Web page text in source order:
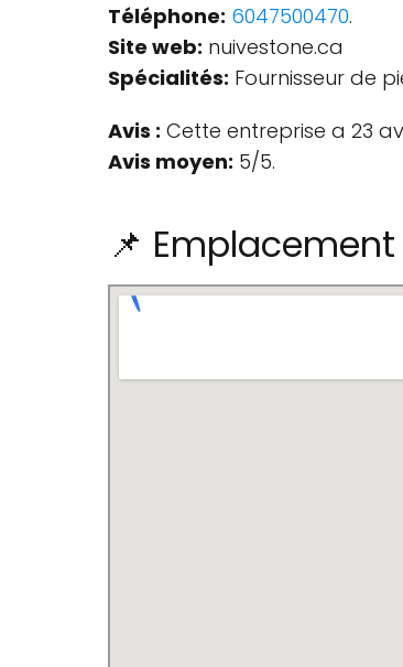
Téléphone: 6047500470.
Site web: nuivestone.ca
Spécialités: Fournisseur de
Avis : Cette entreprise a 23
Avis moyen: 5/5.
📌